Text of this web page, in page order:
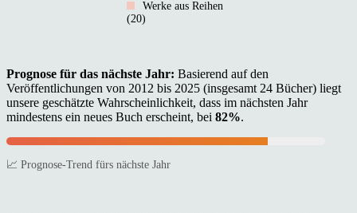
Werke aus Reihen
(20)
Prognose für das nächste Jahr: Basierend auf den
Veröffentlichungen von 2012 bis 2025 (insgesamt 24 Bücher) liegt
unsere geschätzte Wahrscheinlichkeit, dass im nächsten Jahr
mindestens ein neues Buch erscheint, bei 82%.
📈 Prognose-Trend fürs nächste Jahr